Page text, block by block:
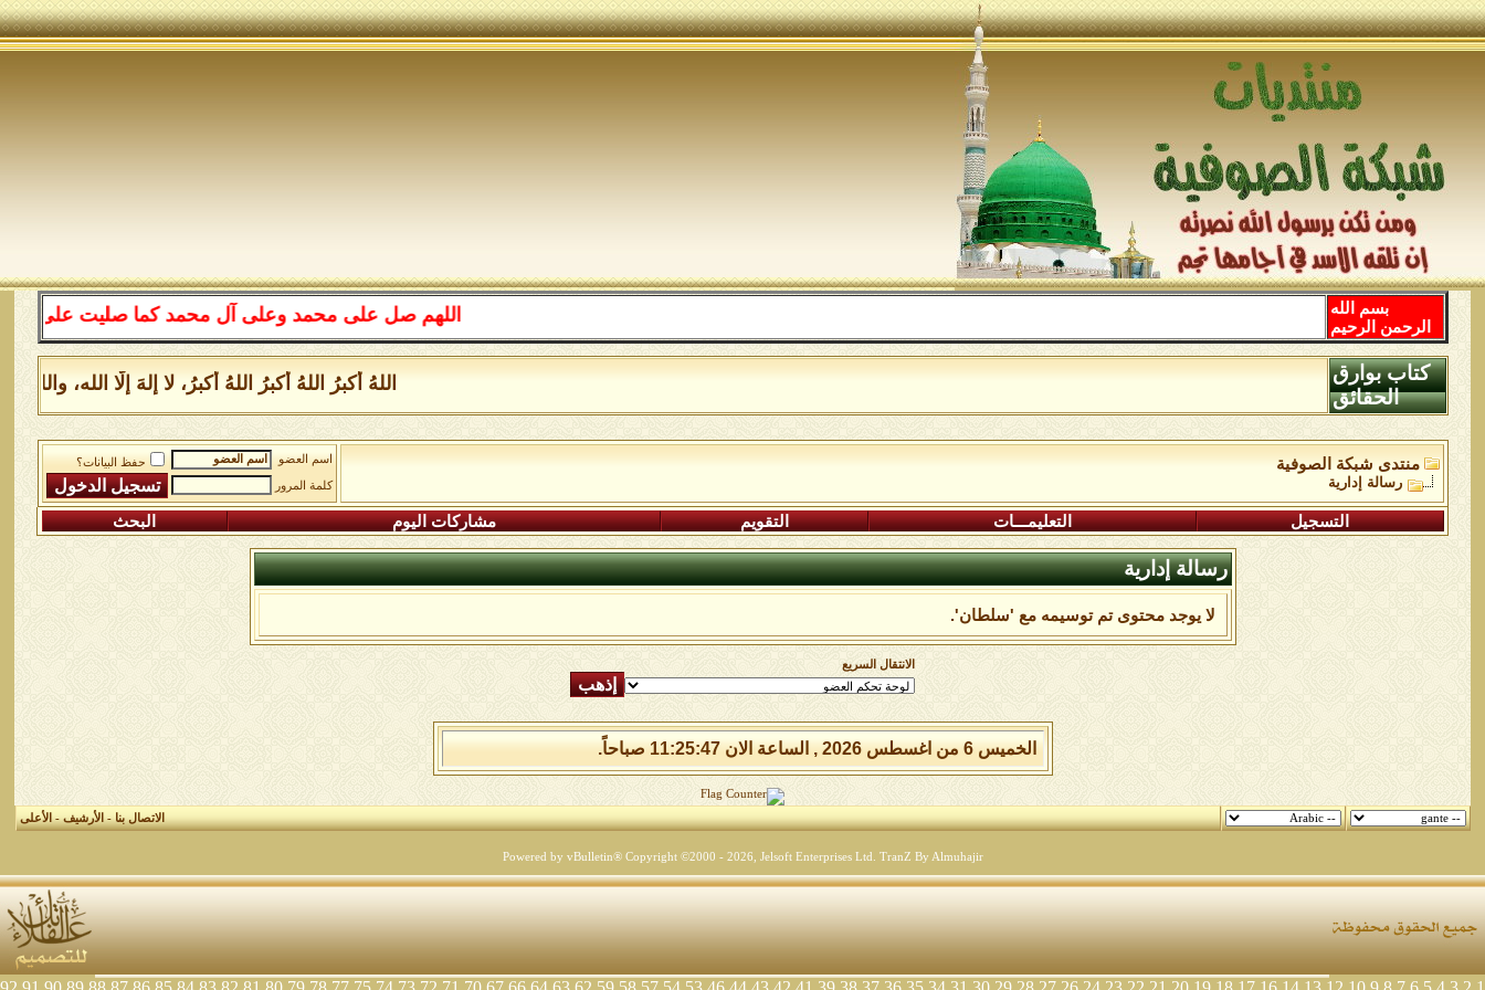
اللهم صل على محمد وعلى آل محمد كما صليت على
بسم الله
الرحمن الرحيم
اللهُ أكبرُ اللهُ أكبرُ اللهُ أكبرُ، لا إلهَ إلَّا الله،
كتاب بوارق
الحقائق
منتدى شبكة الصوفية
رسالة إدارية
اسم العضو
حفظ البيانات؟
كلمة المرور
التسجيل التعليمـــات التقويم مشاركات اليوم البحث
رسالة إدارية
لا يوجد محتوى تم توسيمه مع 'سلطان'.
الانتقال السريع
الخميس 6 من اغسطس 2026 , الساعة الان 11:25:47 صباحاً.
الاتصال بنا-الأرشيف-الأعلى
Powered by vBulletin® Copyright ©2000 - 2026, Jelsoft Enterprises Ltd. TranZ By Almuhajir